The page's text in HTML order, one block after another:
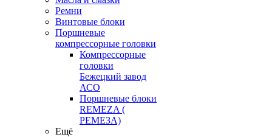
Ремни
Винтовые блоки
Поршневые
компрессорные головки
Компрессорные
головки
Бежецкий завод
АСО
Поршневые блоки
REMEZA (
РЕМЕЗА)
Ещё